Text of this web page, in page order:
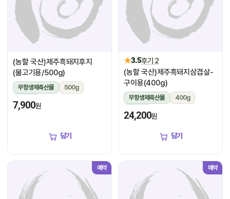
(농할 국산)제주흑돼지후지
(불고기용/500g)
무항생제축산물
500g
냉장
7,900원
담기
★3.5후기 2
(농할 국산)제주흑돼지삼겹살-
구이용(400g)
무항생제축산물
400g
냉장
24,200원
담기
예약 예약